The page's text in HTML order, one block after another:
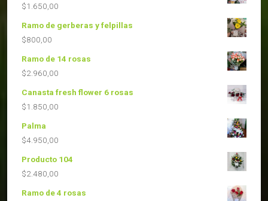
$1.650,00
Ramo de gerberas y felpillas
$800,00
Ramo de 14 rosas
$2.960,00
Canasta fresh flower 6 rosas
$1.850,00
Palma
$4.950,00
Producto 104
$2.480,00
Ramo de 4 rosas